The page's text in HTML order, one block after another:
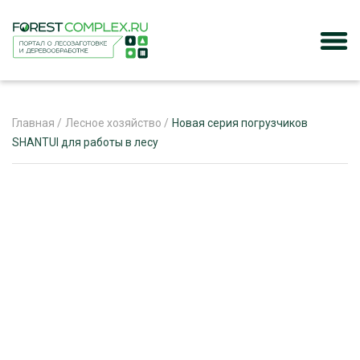
Главная / Лесное хозяйство / Новая серия погрузчиков
SHANTUI для работы в лесу